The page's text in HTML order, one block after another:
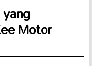
Motor